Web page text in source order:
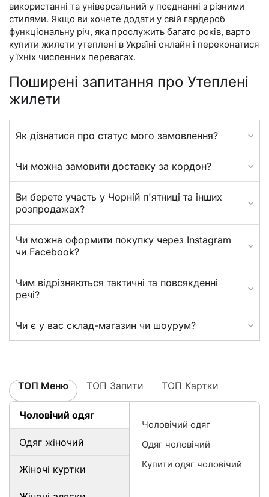
використанні та універсальний у поєднанні з різними
стилями. Якщо ви хочете додати у свій гардероб
функціональну річ, яка прослужить багато років, варто
купити жилети утеплені в Україні онлайн і переконатися
у їхніх численних перевагах.
Поширені запитання про Утеплені
жилети
Як дізнатися про статус мого замовлення?
Чи можна замовити доставку за кордон?
Ви берете участь у Чорній п'ятниці та інших
розпродажах?
Чи можна оформити покупку через Instagram
чи Facebook?
Чим відрізняються тактичні та повсякденні
речі?
Чи є у вас склад-магазин чи шоурум?
ТОП Меню ТОП Запити ТОП Картки
Чоловічий одяг
Одяг жіночий
Жіночі куртки
Чоловічий одяг
Одяг чоловічий
Купити одяг чоловічий